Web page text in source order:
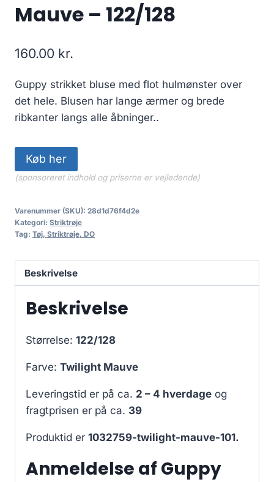
Mauve – 122/128
160.00 kr.
Guppy strikket bluse med flot hulmønster over
det hele. Blusen har lange ærmer og brede
ribkanter langs alle åbninger..
Køb her
(sponsoreret indhold og priserne er vejledende)
Varenummer (SKU): 28d1d76f4d2e
Kategori: Striktrøje
Tag: Tøj, Striktrøje, DO
Beskrivelse
Beskrivelse
Størrelse: 122/128
Farve: Twilight Mauve
Leveringstid er på ca. 2 – 4 hverdage og
fragtprisen er på ca. 39
Produktid er 1032759-twilight-mauve-101.
Anmeldelse af Guppy